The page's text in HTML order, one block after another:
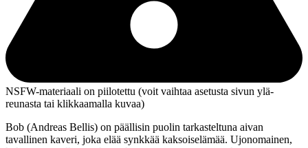
NSFW-materiaali on piilotettu (voit vaihtaa asetusta sivun ylä­
reunasta tai klikkaamalla kuvaa)
Bob (Andreas Bellis) on päällisin puolin tarkasteltuna aivan
tavallinen kaveri, joka elää synkkää kaksoiselämää. Ujonomainen,